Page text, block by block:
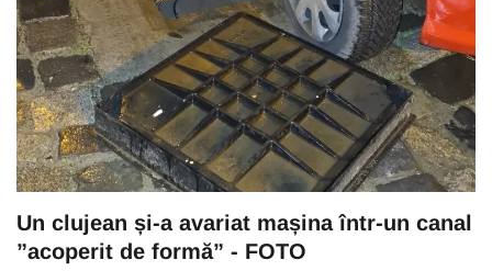
Un clujean și-a avariat mașina într-un canal
”acoperit de formă” - FOTO